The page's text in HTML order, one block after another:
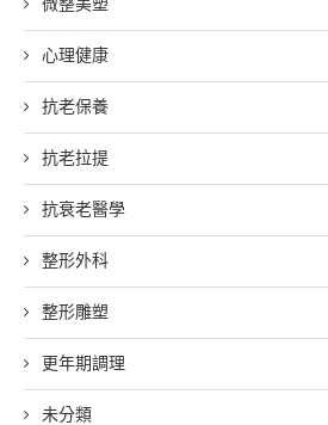
微整美塑
心理健康
抗老保養
抗老拉提
抗衰老醫學
整形外科
整形雕塑
更年期調理
未分類